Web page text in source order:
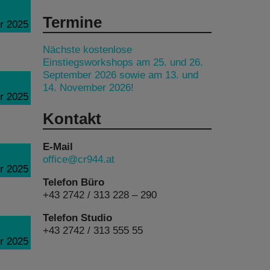
2025
2025
2025
2025
Termine
Nächste kostenlose
Einstiegsworkshops am 25. und 26.
September 2026 sowie am 13. und
14. November 2026!
Kontakt
E-Mail
office@cr944.at
Telefon Büro
+43 2742 / 313 228 – 290
Telefon Studio
+43 2742 / 313 555 55